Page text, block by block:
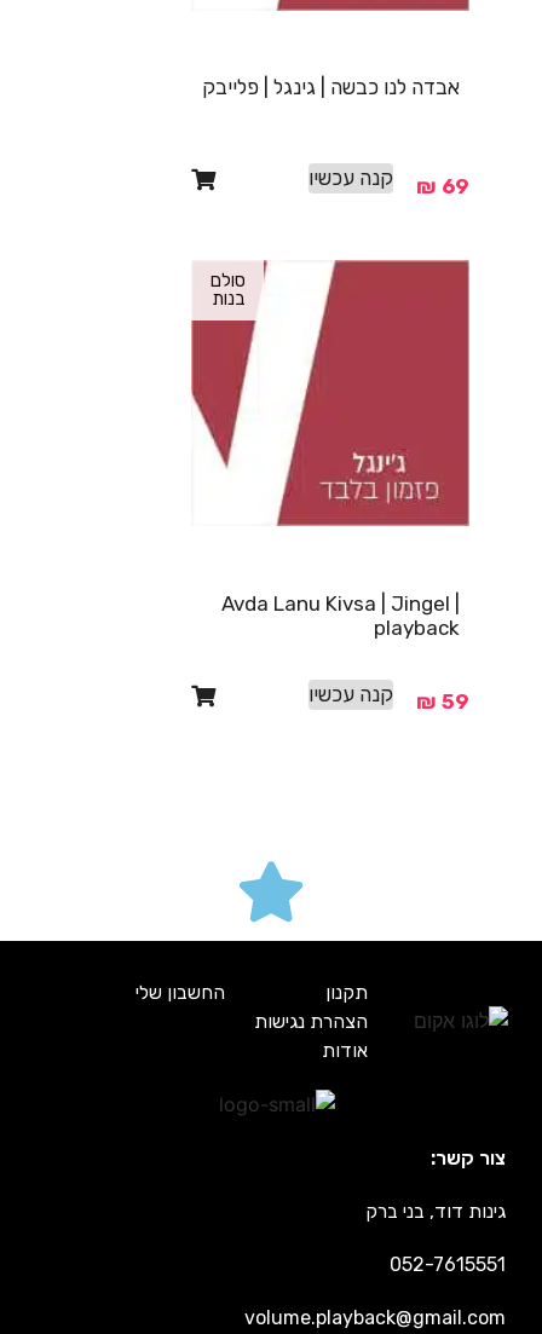
אבדה לנו כבשה | גינגל | פלייבק
₪ 69 קנה עכשיו
סולם
בנות
Avda Lanu Kivsa | Jingel |
playback
₪ 59 קנה עכשיו
תקנון
החשבון שלי
הצהרת נגישות
אודות
צור קשר:
גינות דוד, בני ברק
052-7615551
volume.playback@gmail.com